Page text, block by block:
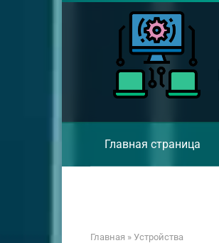
Главная страница
Главная » Устройства